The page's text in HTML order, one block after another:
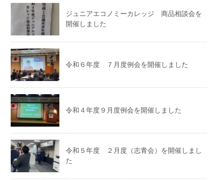
ジュニアエコノミーカレッジ 商品相談会を
開催しました
令和６年度 ７月度例会を開催しました
令和４年度９月度例会を開催しました
令和５年度 ２月度（志青会）を開催しまし
た